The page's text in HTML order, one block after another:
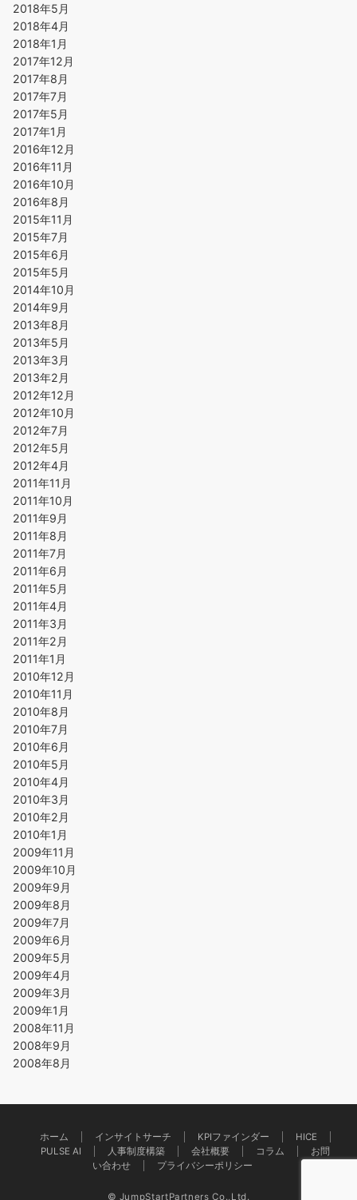
2018年5月
2018年4月
2018年1月
2017年12月
2017年8月
2017年7月
2017年5月
2017年1月
2016年12月
2016年11月
2016年10月
2016年8月
2015年11月
2015年7月
2015年6月
2015年5月
2014年10月
2014年9月
2013年8月
2013年5月
2013年3月
2013年2月
2012年12月
2012年10月
2012年7月
2012年5月
2012年4月
2011年11月
2011年10月
2011年9月
2011年8月
2011年7月
2011年6月
2011年5月
2011年4月
2011年3月
2011年2月
2011年1月
2010年12月
2010年11月
2010年8月
2010年7月
2010年6月
2010年5月
2010年4月
2010年3月
2010年2月
2010年1月
2009年11月
2009年10月
2009年9月
2009年8月
2009年7月
2009年6月
2009年5月
2009年4月
2009年3月
2009年1月
2008年11月
2008年9月
2008年8月
ホーム インサイトサーチ KPIファインダー
HICE
PULSE AI
人事制度構築 会社概要 コラム
お問
い合わせ
プライバシーポリシー
© JumpStartPartners Co.,Ltd.